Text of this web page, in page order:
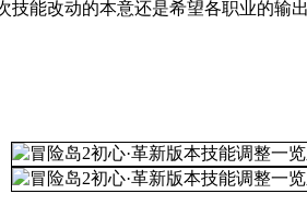
能改动的本意还是希望各职业的输